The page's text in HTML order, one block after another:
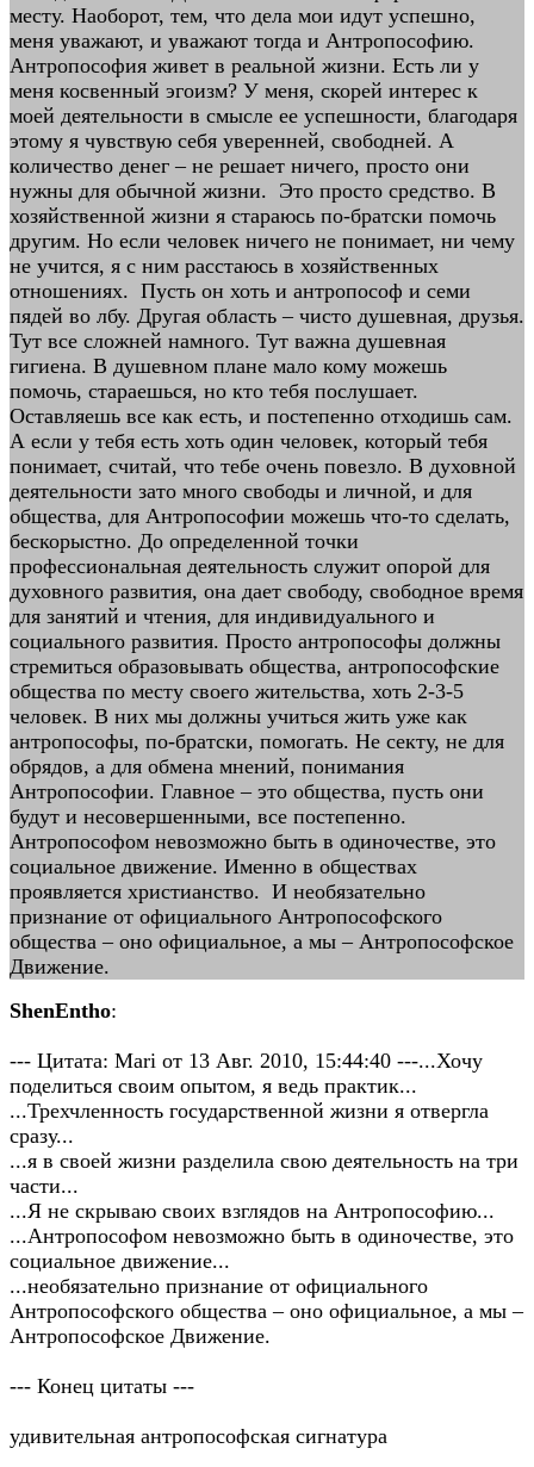
месту. Наоборот, тем, что дела мои идут успешно,
меня уважают, и уважают тогда и Антропософию.
Антропософия живет в реальной жизни. Есть ли у
меня косвенный эгоизм? У меня, скорей интерес к
моей деятельности в смысле ее успешности, благодаря
этому я чувствую себя уверенней, свободней. А
количество денег – не решает ничего, просто они
нужны для обычной жизни. Это просто средство. В
хозяйственной жизни я стараюсь по-братски помочь
другим. Но если человек ничего не понимает, ни чему
не учится, я с ним расстаюсь в хозяйственных
отношениях. Пусть он хоть и антропософ и семи
пядей во лбу. Другая область – чисто душевная, друзья.
Тут все сложней намного. Тут важна душевная
гигиена. В душевном плане мало кому можешь
помочь, стараешься, но кто тебя послушает.
Оставляешь все как есть, и постепенно отходишь сам.
А если у тебя есть хоть один человек, который тебя
понимает, считай, что тебе очень повезло. В духовной
деятельности зато много свободы и личной, и для
общества, для Антропософии можешь что-то сделать,
бескорыстно. До определенной точки
профессиональная деятельность служит опорой для
духовного развития, она дает свободу, свободное время
для занятий и чтения, для индивидуального и
социального развития. Просто антропософы должны
стремиться образовывать общества, антропософские
общества по месту своего жительства, хоть 2-3-5
человек. В них мы должны учиться жить уже как
антропософы, по-братски, помогать. Не секту, не для
обрядов, а для обмена мнений, понимания
Антропософии. Главное – это общества, пусть они
будут и несовершенными, все постепенно.
Антропософом невозможно быть в одиночестве, это
социальное движение. Именно в обществах
проявляется христианство. И необязательно
признание от официального Антропософского
общества – оно официальное, а мы – Антропософское
Движение.
ShenEntho:
--- Цитата: Mari от 13 Авг. 2010, 15:44:40 ---...Хочу
поделиться своим опытом, я ведь практик...
...Трехчленность государственной жизни я отвергла
сразу...
...я в своей жизни разделила свою деятельность на три
части...
...Я не скрываю своих взглядов на Антропософию...
...Антропософом невозможно быть в одиночестве, это
социальное движение...
...необязательно признание от официального
Антропософского общества – оно официальное, а мы –
Антропософское Движение.
--- Конец цитаты ---
удивительная антропософская сигнатура